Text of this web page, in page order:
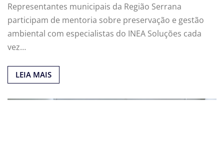
Representantes municipais da Região Serrana
participam de mentoria sobre preservação e gestão
ambiental com especialistas do INEA Soluções cada
vez…
LEIA MAIS